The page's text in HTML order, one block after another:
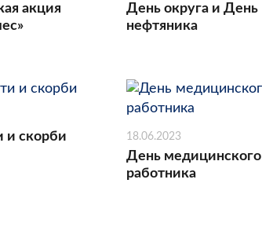
акция
День округа и День
нефтяника
и скорби 18.06.2023
День медицинского
работника